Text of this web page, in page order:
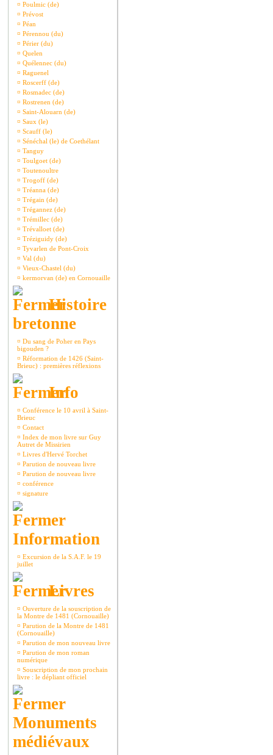
¤ Poulmic (de)
¤ Prévost
¤ Péan
¤ Pérennou (du)
¤ Périer (du)
¤ Quelen
¤ Quélennec (du)
¤ Raguenel
¤ Roscerff (de)
¤ Rosmadec (de)
¤ Rostrenen (de)
¤ Saint-Alouarn (de)
¤ Saux (le)
¤ Scauff (le)
¤ Sénéchal (le) de Coethélant
¤ Tanguy
¤ Toulgoet (de)
¤ Toutenoultre
¤ Trogoff (de)
¤ Tréanna (de)
¤ Trégain (de)
¤ Trégannez (de)
¤ Trémillec (de)
¤ Trévalloet (de)
¤ Tréziguidy (de)
¤ Tyvarlen de Pont-Croix
¤ Val (du)
¤ Vieux-Chastel (du)
¤ kermorvan (de) en Cornouaille
Histoire
bretonne
¤ Du sang de Poher en Pays
bigouden ?
¤ Réformation de 1426 (Saint-
Brieuc) : premières réflexions
Info
¤ Conférence le 10 avril à Saint-
Brieuc
¤ Contact
¤ Index de mon livre sur Guy
Autret de Missirien
¤ Livres d'Hervé Torchet
¤ Parution de nouveau livre
¤ Parution de nouveau livre
¤ conférence
¤ signature
Information
¤ Excursion de la S.A.F. le 19
juillet
Livres
¤ Ouverture de la souscription de
la Montre de 1481 (Cornouaille)
¤ Parution de la Montre de 1481
(Cornouaille)
¤ Parution de mon nouveau livre
¤ Parution de mon roman
numérique
¤ Souscription de mon prochain
livre : le dépliant officiel
Monuments
médiévaux